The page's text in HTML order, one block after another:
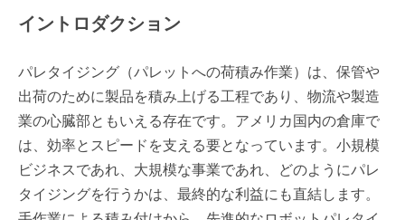
イントロダクション
パレタイジング（パレットへの荷積み作業）は、保管や
出荷のために製品を積み上げる工程であり、物流や製造
業の心臓部ともいえる存在です。アメリカ国内の倉庫で
は、効率とスピードを支える要となっています。小規模
ビジネスであれ、大規模な事業であれ、どのようにパレ
タイジングを行うかは、最終的な利益にも直結します。